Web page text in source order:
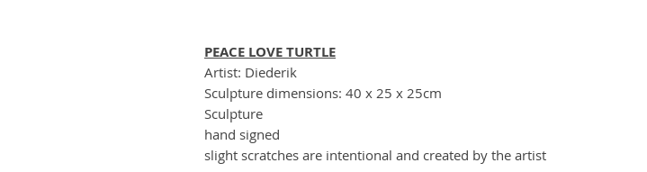
PEACE LOVE TURTLE
Artist: Diederik
Sculpture dimensions: 40 x 25 x 25cm
Sculpture
hand signed
slight scratches are intentional and created by the artist